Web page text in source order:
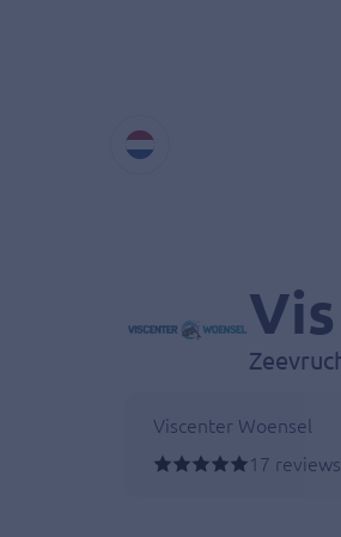
Viscenter Woensel
17 reviews